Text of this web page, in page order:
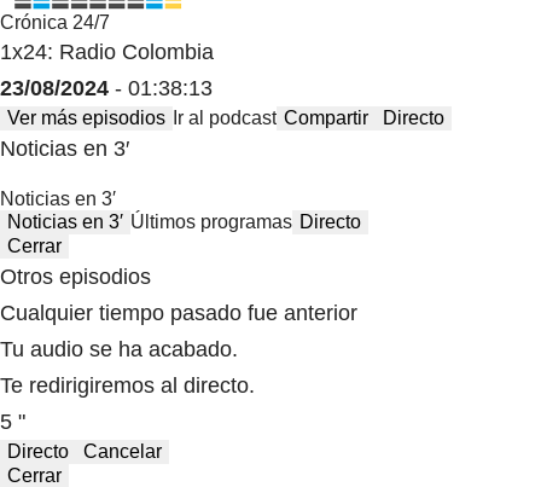
Crónica 24/7
1x24: Radio Colombia
23/08/2024 - 01:38:13
Ver más episodios Ir al podcast Compartir Directo
Noticias en 3′
Noticias en 3′
Noticias en 3′ Últimos programas Directo
Cerrar
Otros episodios
Cualquier tiempo pasado fue anterior
Tu audio se ha acabado.
Te redirigiremos al directo.
5 "
Directo
Cancelar
Cerrar